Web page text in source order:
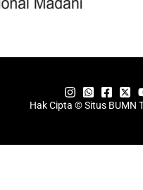
Hak Cipta © Situs BUMN